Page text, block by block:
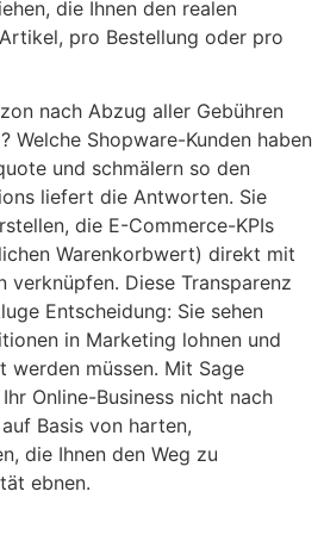
die Ihnen den realen
pro Bestellung oder pro
nach Abzug aller Gebühren
Welche Shopware-Kunden haben
und schmälern so den
liefert die Antworten. Sie
die E-Commerce-KPIs
Warenkorbwert) direkt mit
verknüpfen. Diese Transparenz
Entscheidung: Sie sehen
in Marketing lohnen und
müssen. Mit Sage
Online-Business nicht nach
Basis von harten,
die Ihnen den Weg zu
ebnen.